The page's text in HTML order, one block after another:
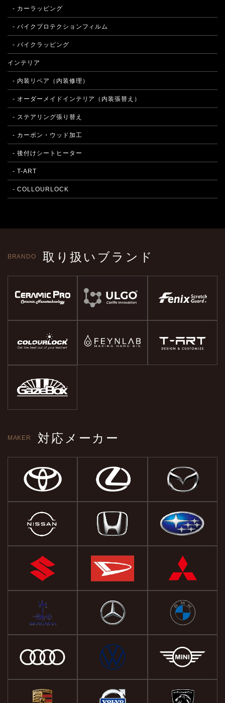
- カーラッピング
- バイクプロテクションフィルム
- バイクラッピング
インテリア
- 内装リペア（内装修理）
- オーダーメイドインテリア（内装張替え）
- ステアリング張り替え
- カーボン・ウッド加工
- 後付けシートヒーター
- T-ART
- COLLOURLOCK
BRANDO 取り扱いブランド
MAKER 対応メーカー